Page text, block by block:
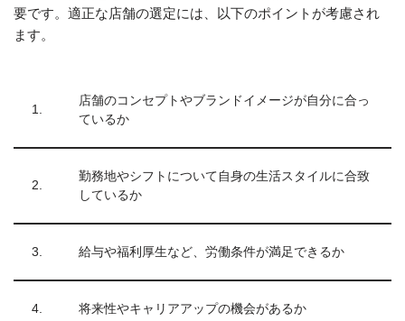
要です。適正な店舗の選定には、以下のポイントが考慮され
ます。
1.
店舗のコンセプトやブランドイメージが自分に合っ
ているか
2.
勤務地やシフトについて自身の生活スタイルに合致
しているか
3. 給与や福利厚生など、労働条件が満足できるか
4. 将来性やキャリアアップの機会があるか